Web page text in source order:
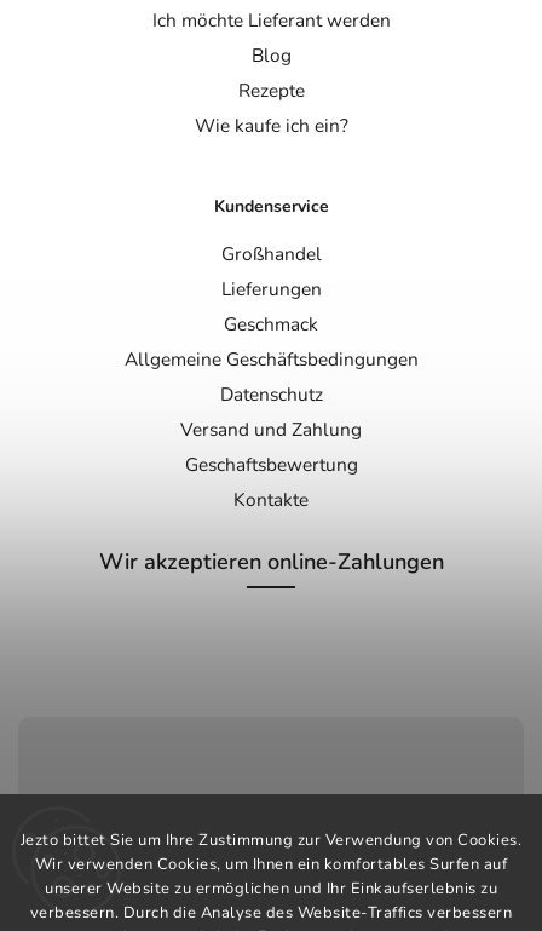
Jezto bittet Sie um Ihre Zustimmung zur Verwendung von Cookies.
Wir verwenden Cookies, um Ihnen ein komfortables Surfen auf
unserer Website zu ermöglichen und Ihr Einkaufserlebnis zu
verbessern. Durch die Analyse des Website-Traffics verbessern
+420 603 248 457
info@jeztomarket.cz
Ich möchte Lieferant werden
Blog
Rezepte
Wie kaufe ich ein?
Kundenservice
Großhandel
Lieferungen
Geschmack
Allgemeine Geschäftsbedingungen
Datenschutz
Versand und Zahlung
Geschaftsbewertung
Kontakte
Wir akzeptieren online-Zahlungen